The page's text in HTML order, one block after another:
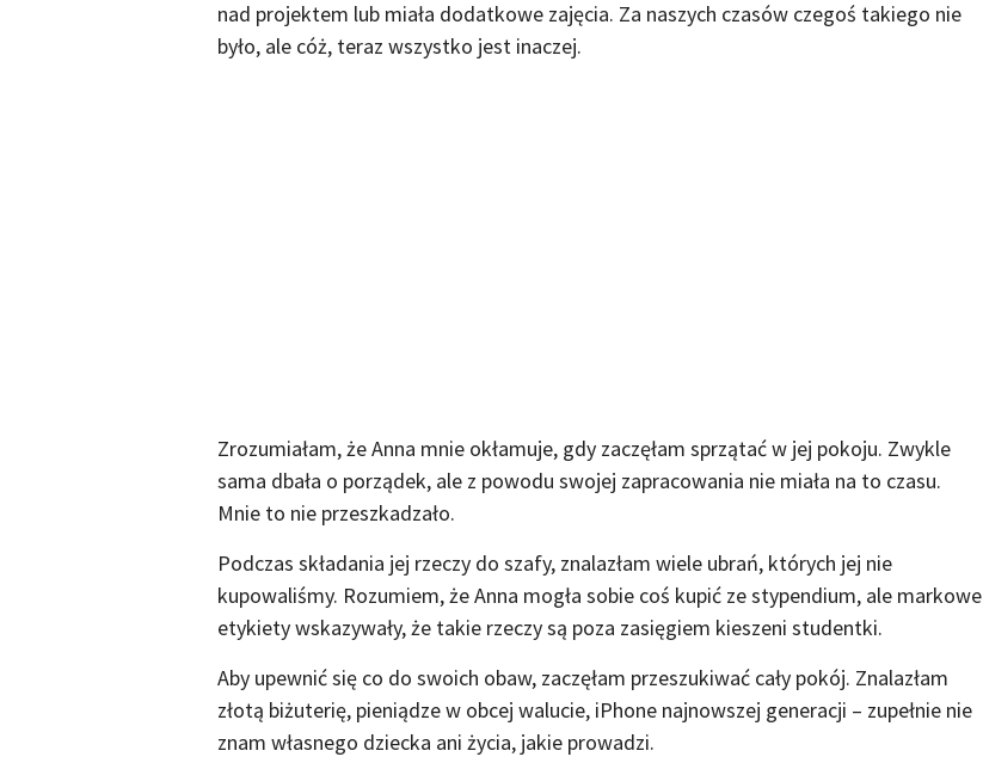
nad projektem lub miała dodatkowe zajęcia. Za naszych czasów czegoś takiego nie
było, ale cóż, teraz wszystko jest inaczej.
Zrozumiałam, że Anna mnie okłamuje, gdy zaczęłam sprzątać w jej pokoju. Zwykle
sama dbała o porządek, ale z powodu swojej zapracowania nie miała na to czasu.
Mnie to nie przeszkadzało.
Podczas składania jej rzeczy do szafy, znalazłam wiele ubrań, których jej nie
kupowaliśmy. Rozumiem, że Anna mogła sobie coś kupić ze stypendium, ale markowe
etykiety wskazywały, że takie rzeczy są poza zasięgiem kieszeni studentki.
Aby upewnić się co do swoich obaw, zaczęłam przeszukiwać cały pokój. Znalazłam
złotą biżuterię, pieniądze w obcej walucie, iPhone najnowszej generacji – zupełnie nie
znam własnego dziecka ani życia, jakie prowadzi.